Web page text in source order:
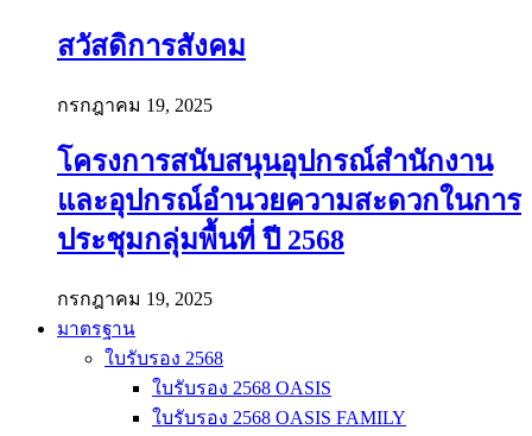
สวัสดิการสังคม
กรกฎาคม 19, 2025
โครงการสนับสนุนอุปกรณ์สำนักงาน
และอุปกรณ์อำนวยความสะดวกในการ
ประชุมกลุ่มพื้นที่ ปี 2568
กรกฎาคม 19, 2025
มาตรฐาน
ใบรับรอง 2568
ใบรับรอง 2568 OASIS
ใบรับรอง 2568 OASIS FAMILY